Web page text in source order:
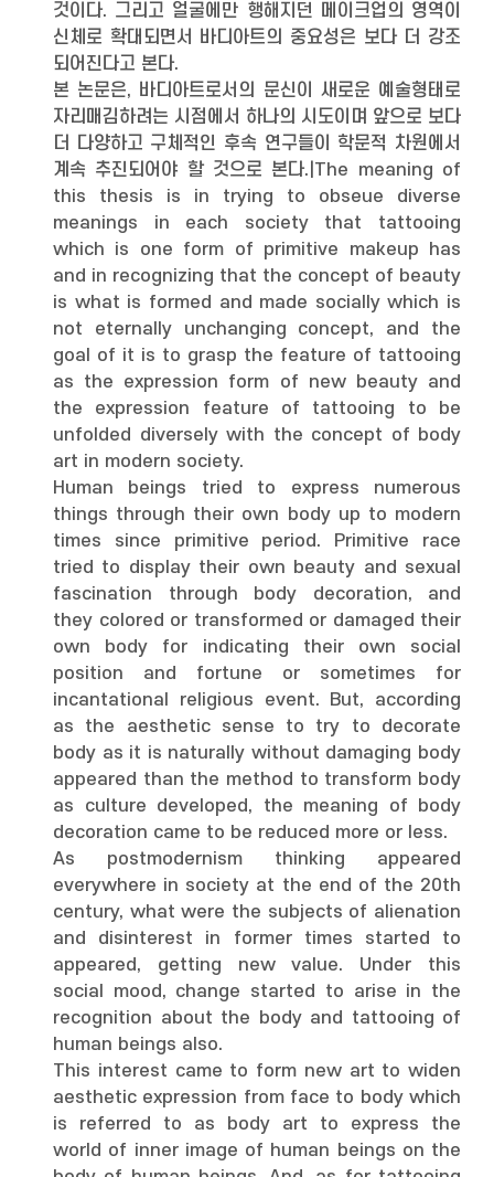
것이다. 그리고 얼굴에만 행해지던 메이크업의 영역이
신체로 확대되면서 바디아트의 중요성은 보다 더 강조
되어진다고 본다.
본 논문은, 바디아트로서의 문신이 새로운 예술형태로
자리매김하려는 시점에서 하나의 시도이며 앞으로 보다
더 다양하고 구체적인 후속 연구들이 학문적 차원에서
계속 추진되어야 할 것으로 본다.|The meaning of
this thesis is in trying to obseue diverse
meanings in each society that tattooing
which is one form of primitive makeup has
and in recognizing that the concept of beauty
is what is formed and made socially which is
not eternally unchanging concept, and the
goal of it is to grasp the feature of tattooing
as the expression form of new beauty and
the expression feature of tattooing to be
unfolded diversely with the concept of body
art in modern society.
Human beings tried to express numerous
things through their own body up to modern
times since primitive period. Primitive race
tried to display their own beauty and sexual
fascination through body decoration, and
they colored or transformed or damaged their
own body for indicating their own social
position and fortune or sometimes for
incantational religious event. But, according
as the aesthetic sense to try to decorate
body as it is naturally without damaging body
appeared than the method to transform body
as culture developed, the meaning of body
decoration came to be reduced more or less.
As postmodernism thinking appeared
everywhere in society at the end of the 20th
century, what were the subjects of alienation
and disinterest in former times started to
appeared, getting new value. Under this
social mood, change started to arise in the
recognition about the body and tattooing of
human beings also.
This interest came to form new art to widen
aesthetic expression from face to body which
is referred to as body art to express the
world of inner image of human beings on the